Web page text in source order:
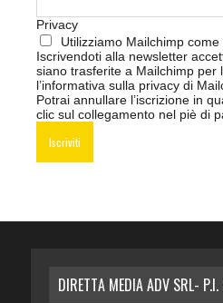
Privacy
Utilizziamo Mailchimp
Iscrivendoti alla newsletter
siano trasferite a Mailchimp per
l’informativa sulla privacy di
Potrai annullare l’iscrizione in
clic sul collegamento nel piè di
DIRETTA MEDIA ADV SRL-